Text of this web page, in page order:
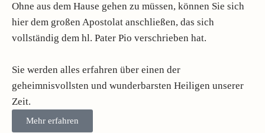
Ohne aus dem Hause gehen zu müssen, können Sie sich
hier dem großen Apostolat anschließen, das sich
vollständig dem hl. Pater Pio verschrieben hat.
Sie werden alles erfahren über einen der
geheimnisvollsten und wunderbarsten Heiligen unserer
Zeit.
Mehr erfahren